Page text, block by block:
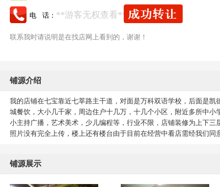
电 话： **游客无权查看**
联系我时请说明是在找店网上看到的，谢谢！
铺源介绍
我的店铺在七宝靠近七莘路主干道，对面是万科双语学校，后面是
城餐饮，大小几千家，周边住户十几万，十几个小区，附近多所中
小主持广播，艺术美术，少儿编程等，行业不限，店铺装修为上下
照片没有完全上传，楼上还有楼台由于目前在经营中看店需经我们同
铺源展示